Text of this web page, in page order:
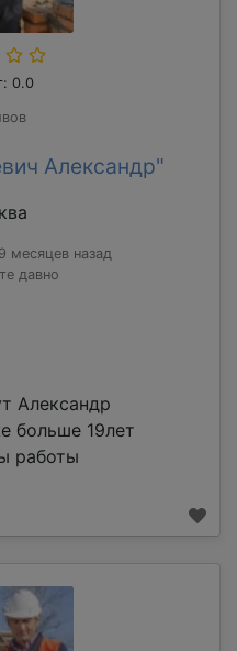
0.0
Александр"
месяцев назад
давно
Александр
больше 19лет
работы